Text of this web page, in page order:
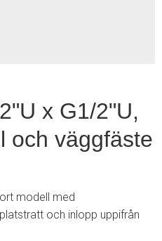
x G1/2"U,
och väggfäste
modell med
och inlopp uppifrån